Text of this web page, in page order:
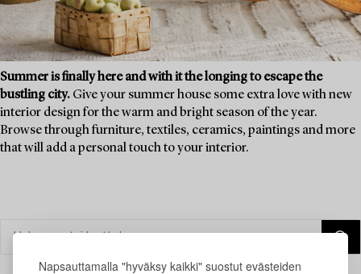
Napsauttamalla "hyväksy kaikki" suostut evästeiden
Summer is finally here and with it the longing to escape the
bustling city. Give your summer house some extra love with new
interior design for the warm and bright season of the year.
Browse through furniture, textiles, ceramics, paintings and more
that will add a personal touch to your interior.